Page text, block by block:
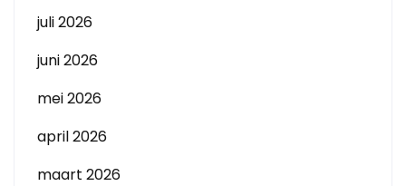
juli 2026
juni 2026
mei 2026
april 2026
maart 2026